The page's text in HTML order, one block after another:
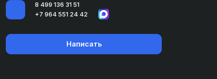
8 499 136 31 51
+7 964 551 24 42
Написать